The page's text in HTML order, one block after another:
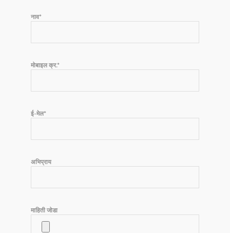
नाव*
मोबाइल क्र.*
ई-मेल*
अभिप्राय
माहिती जोडा